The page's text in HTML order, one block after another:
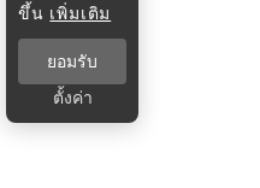
ขึ้น เพิ่มเติม
ยอมรับ
ตั้งค่า